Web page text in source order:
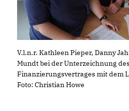
V.l.n.r. Kathleen Pieper, Danny
Mundt bei der Unterzeichnung des
Finanzierungsvertrages mit dem
Foto: Christian Howe